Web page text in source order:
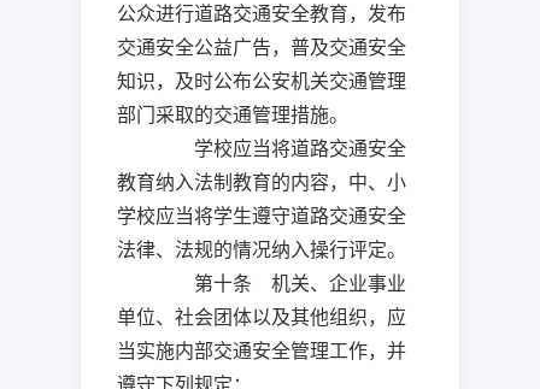
公众进行道路交通安全教育，发布
交通安全公益广告，普及交通安全
知识，及时公布公安机关交通管理
部门采取的交通管理措施。
学校应当将道路交通安全
教育纳入法制教育的内容，中、小
学校应当将学生遵守道路交通安全
法律、法规的情况纳入操行评定。
第十条 机关、企业事业
单位、社会团体以及其他组织，应
当实施内部交通安全管理工作，并
遵守下列规定：